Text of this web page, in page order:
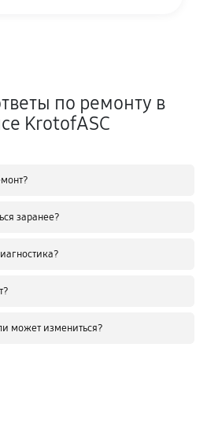
по ремонту в
KrotofASC
заранее?
может измениться?